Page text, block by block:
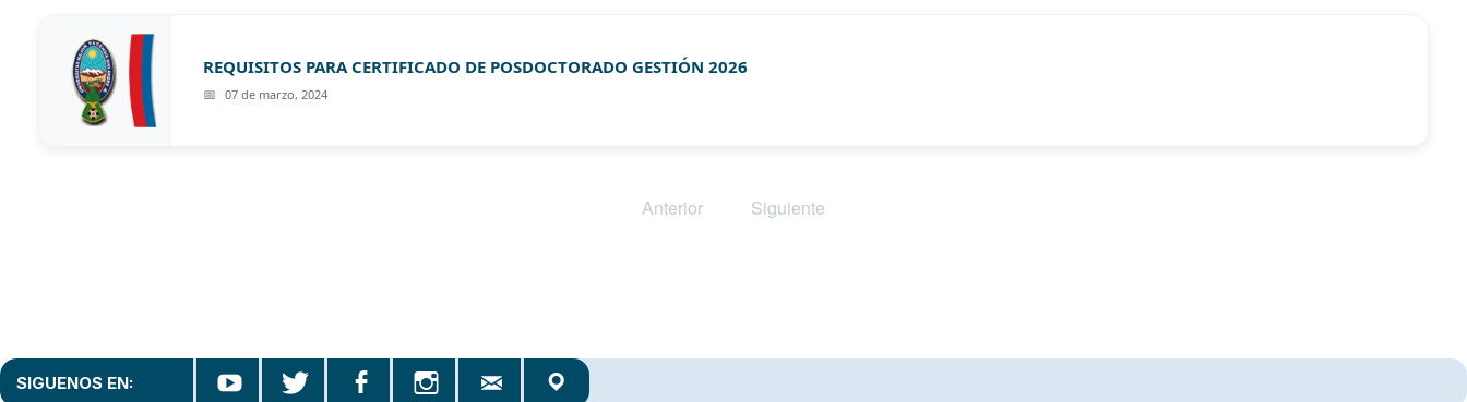
REQUISITOS PARA CERTIFICADO DE POSDOCTORADO GESTIÓN 2026
07 de marzo, 2024
Anterior Siguiente
SIGUENOS EN: